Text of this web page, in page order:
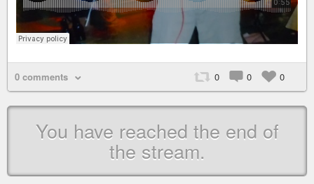
0 comments 0 0 0
You have reached the end of
the stream.